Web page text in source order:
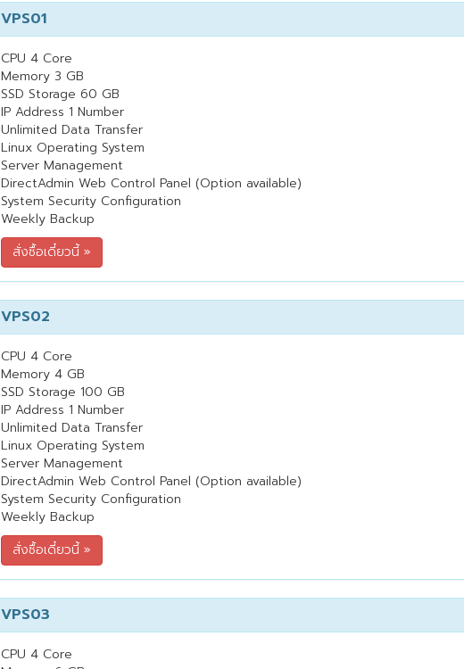
VPS01
CPU 4 Core
Memory 3 GB
SSD Storage 60 GB
IP Address 1 Number
Unlimited Data Transfer
Linux Operating System
Server Management
DirectAdmin Web Control Panel (Option available)
System Security Configuration
Weekly Backup
VPS02
CPU 4 Core
Memory 4 GB
SSD Storage 100 GB
IP Address 1 Number
Unlimited Data Transfer
Linux Operating System
Server Management
DirectAdmin Web Control Panel (Option available)
System Security Configuration
Weekly Backup
VPS03
CPU 4 Core